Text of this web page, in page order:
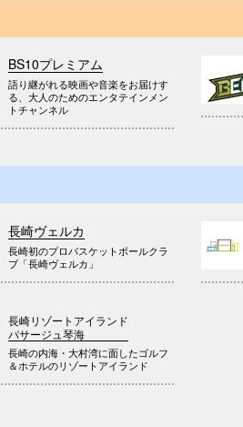
BS10プレミアム
語り継がれる映画や音楽をお届けす
る、大人のためのエンタテインメン
トチャンネル
長崎ヴェルカ
長崎初のプロバスケットボールクラ
ブ「長崎ヴェルカ」
長崎リゾートアイランド
パサージュ琴海
長崎の内海・大村湾に面したゴルフ
＆ホテルのリゾートアイランド